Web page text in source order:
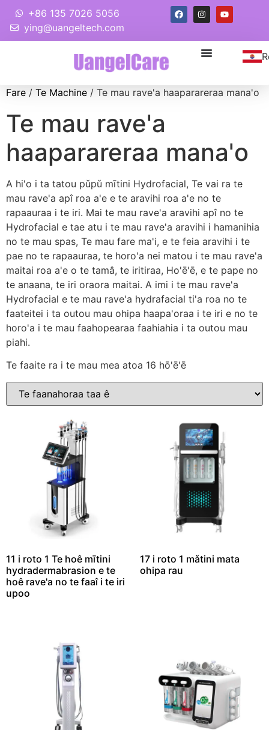
+86 135 7026 5056
ying@uangeltech.com
Fare / Te Machine / Te mau rave'a haaparareraa mana'o
Te mau rave'a
haaparareraa mana'o
A hi'o i ta tatou pǔpǔ mītini Hydrofacial, Te vai ra te
mau rave'a apî roa a'e e te aravihi roa a'e no te
rapaauraa i te iri. Mai te mau rave'a aravihi apî no te
Hydrofacial e tae atu i te mau rave'a aravihi i hamanihia
no te mau spas, Te mau fare ma'i, e te feia aravihi i te
pae no te rapaauraa, te horo'a nei matou i te mau rave'a
maitai roa a'e o te tamâ, te iritiraa, Ho'ē'ē, e te pape no
te anaana, te iri oraora maitai. A imi i te mau rave'a
Hydrofacial e te mau rave'a hydrafacial ti'a roa no te
faateitei i ta outou mau ohipa haapa'oraa i te iri e no te
horo'a i te mau faahopearaa faahiahia i ta outou mau
piahi.
Te faaite ra i te mau mea atoa 16 hō'ē'ē
11 i roto 1 Te hoê mītini
hydradermabrasion e te
hoê rave'a no te faaî i te iri
upoo
17 i roto 1 mǎtini mata
ohipa rau